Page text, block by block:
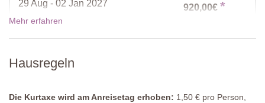
Doppelbett umgestellt werden können), Kleiderschrank, Türen zur
Badezimmer 1
29 Aug - 02 Jan 2027 920,00€ *
*20% Ermäßigung: 29 Aug - 19 Sep, Sie sparen
Preise für 2027
Mehr erfahren
Hausregeln
Die Kurtaxe wird am Anreisetag erhoben: 1,50 € pro Person,